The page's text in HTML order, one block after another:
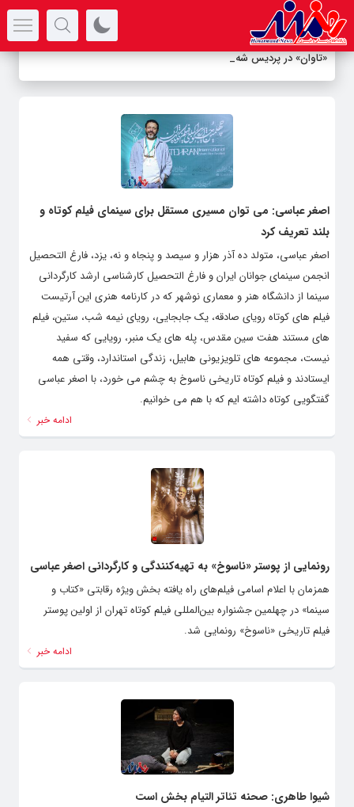
«تاوان» در پردیس شهرزاد-
اصغر عباسی: می توان مسیری مستقل برای سینمای فیلم کوتاه و
بلند تعریف کرد
اصغر عباسی، متولد ده آذر هزار و سیصد و پنجاه و نه، یزد، فارغ‌ التحصیل
انجمن سینمای جوانان ایران و فارغ‌ التحصیل کارشناسی ارشد کارگردانی
سینما از دانشگاه هنر و‌ معماری نوشهر که در کارنامه هنری این آرتیست
فیلم های کوتاه رویای صادقه، یک جابجایی، رویای نیمه شب، ستین، فیلم
های مستند هفت سین مقدس، پله های یک منبر، رویایی که سفید
نیست، مجموعه های تلویزیونی هابیل، زندگی استاندارد، وقتی همه
ایستادند و فیلم کوتاه تاریخی ناسوخ به چشم می خورد، با اصغر عباسی
گفتگویی کوتاه داشته ایم که با هم می خوانیم.
ادامه خبر
رونمایی از پوستر «ناسوخ» به تهیه‌کنندگی و کارگردانی اصغر عباسی
همزمان با اعلام اسامی فیلم‌های راه یافته بخش ویژه رقابتی «کتاب و
سینما» در چهلمین جشنواره بین‌المللی فیلم کوتاه تهران از اولین پوستر
فیلم تاریخی «ناسوخ» رونمایی شد.
ادامه خبر
شیوا طاهری: صحنه تئاتر التیام بخش است